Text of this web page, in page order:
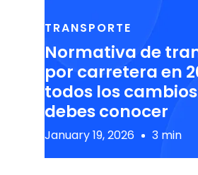
TRANSPORTE
Normativa de
por carretera en
todos los
debes conocer
January 19, 2026 3 min